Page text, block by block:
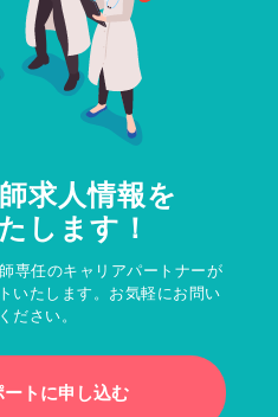
求人情報を
します！
専任のキャリアパートナーが
いたします。お気軽にお問い
ださい。
トに申し込む